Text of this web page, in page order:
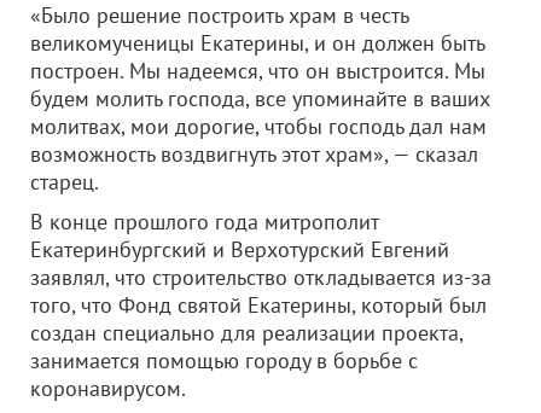
«Было решение построить храм в честь
великомученицы Екатерины, и он должен быть
построен. Мы надеемся, что он выстроится. Мы
будем молить господа, все упоминайте в ваших
молитвах, мои дорогие, чтобы господь дал нам
возможность воздвигнуть этот храм», — сказал
старец.
В конце прошлого года митрополит
Екатеринбургский и Верхотурский Евгений
заявлял, что строительство откладывается из-за
того, что Фонд святой Екатерины, который был
создан специально для реализации проекта,
занимается помощью городу в борьбе с
коронавирусом.